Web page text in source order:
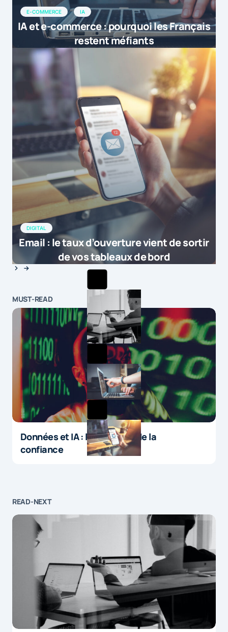
E-COMMERCE IA
IA et e-commerce : pourquoi les Français
restent méfiants
DIGITAL
Email : le taux d’ouverture vient de sortir
de vos tableaux de bord
MUST-READ
Données et IA : le paradoxe de la
confiance
READ-NEXT